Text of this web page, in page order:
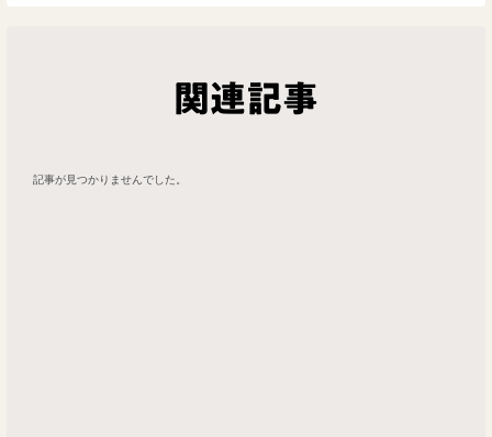
関連記事
記事が見つかりませんでした。